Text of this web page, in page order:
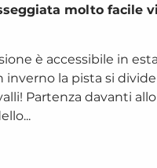
molto facile
è accessibile in
inverno la pista si
Partenza davanti